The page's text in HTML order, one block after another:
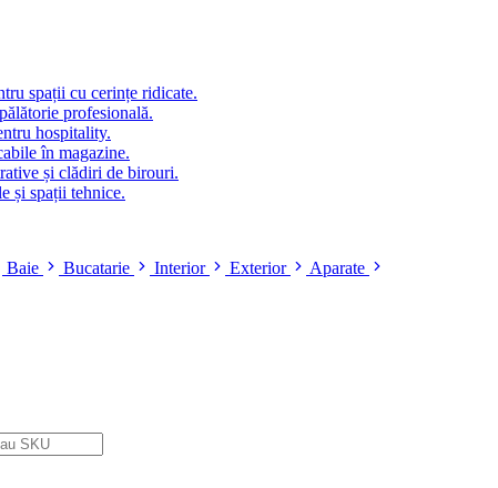
spații cu cerințe ridicate.
profesională.
hospitality.
în magazine.
și clădiri de birouri.
și spații tehnice.
Baie Bucatarie Interior Exterior
Aparate